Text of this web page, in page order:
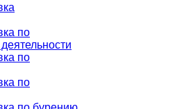
по
по
по